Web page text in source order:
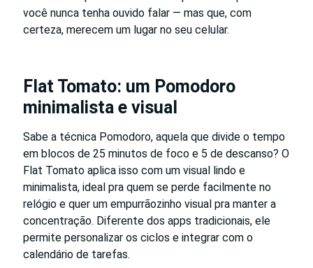
você nunca tenha ouvido falar — mas que, com
certeza, merecem um lugar no seu celular.
Flat Tomato: um Pomodoro
minimalista e visual
Sabe a técnica Pomodoro, aquela que divide o tempo
em blocos de 25 minutos de foco e 5 de descanso? O
Flat Tomato aplica isso com um visual lindo e
minimalista, ideal pra quem se perde facilmente no
relógio e quer um empurrãozinho visual pra manter a
concentração. Diferente dos apps tradicionais, ele
permite personalizar os ciclos e integrar com o
calendário de tarefas.